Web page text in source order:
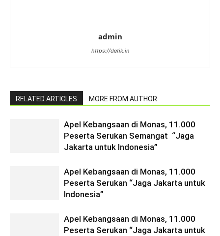
admin
https://detik.in
RELATED ARTICLES MORE FROM AUTHOR
Apel Kebangsaan di Monas, 11.000
Peserta Serukan Semangat “Jaga
Jakarta untuk Indonesia”
Apel Kebangsaan di Monas, 11.000
Peserta Serukan “Jaga Jakarta untuk
Indonesia”
Apel Kebangsaan di Monas, 11.000
Peserta Serukan “Jaga Jakarta untuk